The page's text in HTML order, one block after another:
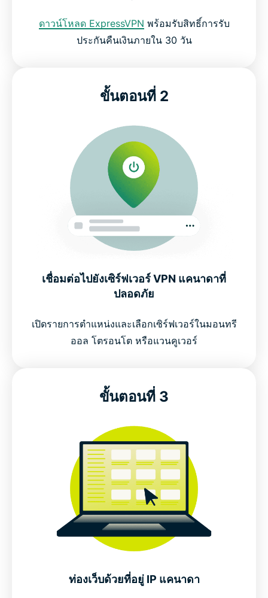
คนอื่น ๆ พูดถึง ExpressVPN อย่างไรบ้าง
ฉันจะรับที่อยู่ IP แคนาดาได้อย่างไร?
ข้อบังคับและความเป็นส่วนตัวในการใช้อินเทอร์เน็ตใน
คุณต้องใช้ VPN ในแคนาดาหรือไม่?
ตำแหน่งเซิร์ฟเวอร์ยอดนิยมสำหรับผู้ใช้งานจากแคนาดา
รับ ExpressVPN สำหรับแคนาดาใน 3 ขั้นตอนง่าย ๆ
ทำไมต้องใช้ VPN ในแคนาดา?
คุณสมบัติ VPN แคนาดาที่จะช่วยปกป้องความเป็นส่วน
เชื่อมต่อไปยังเซิร์ฟเวอร์ VPN ในแคนาดาที่มีความ
ตำแหน่งเซิร์ฟเวอร์ VPN ยอดนิยมสำหรับผู้ใช้งานใน
ดาวน์โหลด ExpressVPN พร้อมรับสิทธิ์การรับ
ประกันคืนเงินภายใน 30 วัน
ขั้นตอนที่ 2
เชื่อมต่อไปยังเซิร์ฟเวอร์ VPN แคนาดาที่
ปลอดภัย
เปิดรายการตำแหน่งและเลือกเซิร์ฟเวอร์ในมอนทรี
ออล โตรอนโต หรือแวนคูเวอร์
ขั้นตอนที่ 3
ท่องเว็บด้วยที่อยู่ IP แคนาดา